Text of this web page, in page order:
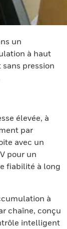
un
à haut
pression
élevée, à
par
avec un
pour un
fiabilité à long
à
chaîne, conçu
intelligent